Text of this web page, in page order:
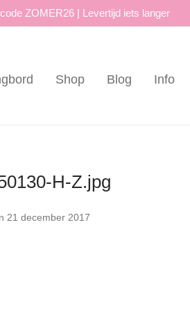
ZOMER26 | Levertijd iets langer
Shop Blog Info
H-Z.jpg
21 december 2017